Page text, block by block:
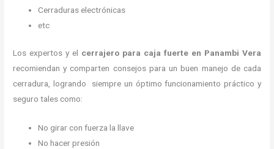
Cerraduras electrónicas
etc
Los expertos y el cerrajero para caja fuerte en Panambi Vera
recomiendan y comparten consejos para un buen manejo de cada
cerradura, logrando siempre un óptimo funcionamiento práctico y
seguro tales como:
No girar con fuerza la llave
No hacer presión